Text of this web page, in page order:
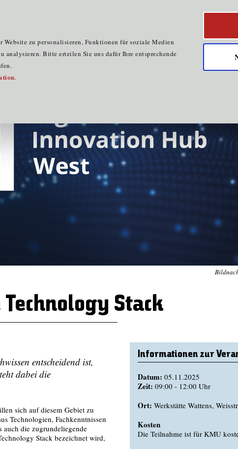
zu personalisieren, Funktionen für soziale Medien
analysieren. Bitte erteilen Sie uns dafür Ihre entsprechende
.
Technology Stack
entscheidend ist,
dabei die
sich auf diesem Gebiet zu
Technologien, Fachkenntnissen
auch die zugrundeliegende
Stack bezeichnet wird,
Informationen zur
Datum: 05.11.2025
Zeit: 09:00 - 12:00 Uhr
Ort: Werkstätte Wattens,
Kosten
Die Teilnahme ist für KMU